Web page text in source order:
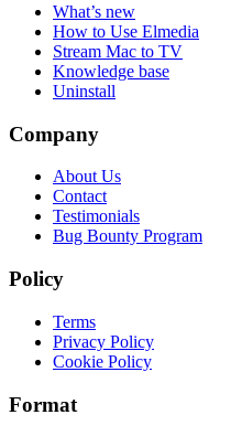
What’s new
How to Use Elmedia
Stream Mac to TV
Knowledge base
Uninstall
Company
About Us
Contact
Testimonials
Bug Bounty Program
Policy
Terms
Privacy Policy
Cookie Policy
Format